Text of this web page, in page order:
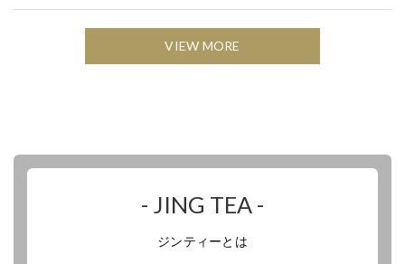
VIEW MORE
- JING TEA -
ジンティーとは